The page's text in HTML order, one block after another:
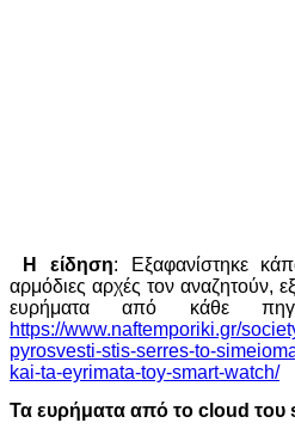
Η είδηση: Εξαφανίστηκε
αρμόδιες αρχές τον αναζητούν,
ευρήματα από κάθε
https://www.naftemporiki.gr/
pyrosvesti-stis-serres-to-
kai-ta-eyrimata-toy-smart-watch/
Τα ευρήματα από το cloud του